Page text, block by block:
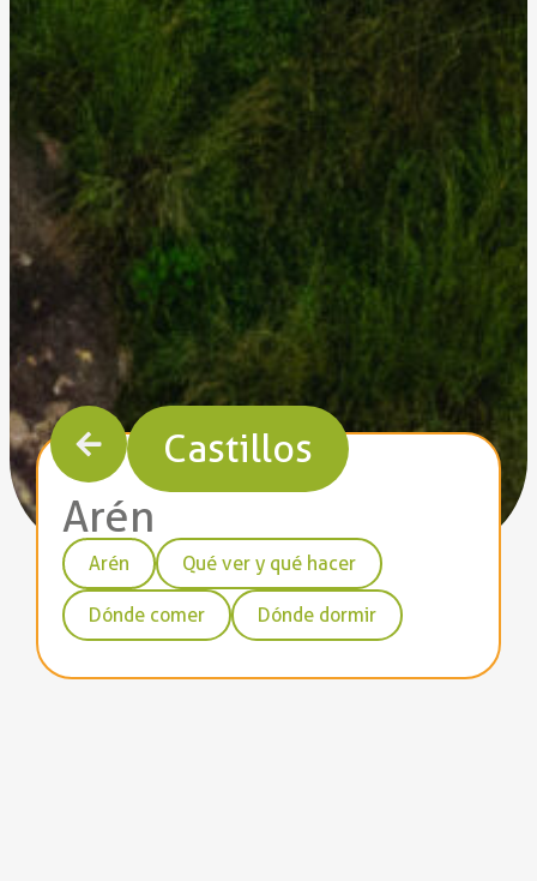
Arén
Arén Qué ver y qué hacer
Dónde comer Dónde dormir
Castillos